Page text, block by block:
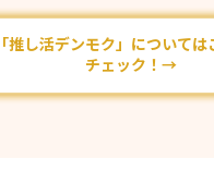
「推し活デンモク」については
チェック！→